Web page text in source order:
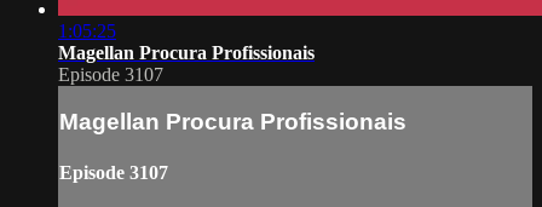
1:05:25
Magellan Procura Profissionais
Episode 3107
Magellan Procura Profissionais
Episode 3107